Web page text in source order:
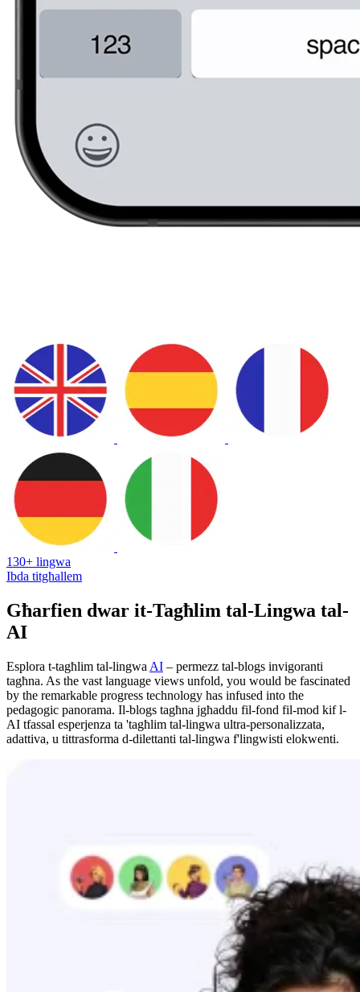
130+ lingwa
Ibda titgħallem
Għarfien dwar it-Tagħlim tal-Lingwa tal-
AI
Esplora t-tagħlim tal-lingwa AI – permezz tal-blogs invigoranti
tagħna. As the vast language views unfold, you would be fascinated
by the remarkable progress technology has infused into the
pedagogic panorama. Il-blogs tagħna jgħaddu fil-fond fil-mod kif l-
AI tfassal esperjenza ta 'tagħlim tal-lingwa ultra-personalizzata,
adattiva, u tittrasforma d-dilettanti tal-lingwa f'lingwisti elokwenti.